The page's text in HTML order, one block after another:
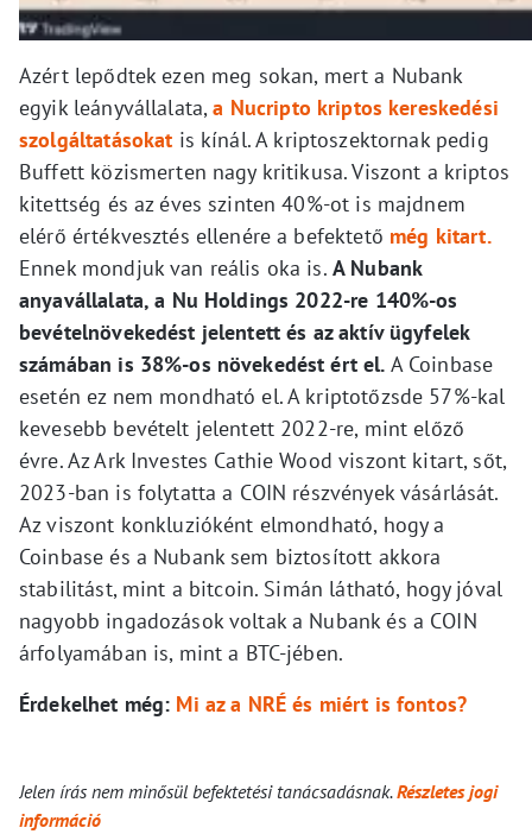
Azért lepődtek ezen meg sokan, mert a Nubank
egyik leányvállalata,a Nucripto kriptos kereskedési
szolgáltatásokat is kínál. A kriptoszektornak pedig
Buffett közismerten nagy kritikusa. Viszont a kriptos
kitettség és az éves szinten 40%-ot is majdnem
elérő értékvesztés ellenére a befektető még kitart.
Ennek mondjuk van reális oka is. A Nubank
anyavállalata, a Nu Holdings 2022-re 140%-os
bevételnövekedést jelentett és az aktív ügyfelek
számában is 38%-os növekedést ért el. A Coinbase
esetén ez nem mondható el. A kriptotőzsde 57%-kal
kevesebb bevételt jelentett 2022-re, mint előző
évre. Az Ark Investes Cathie Wood viszont kitart, sőt,
2023-ban is folytatta a COIN részvények vásárlását.
Az viszont konkluzióként elmondható, hogy a
Coinbase és a Nubank sem biztosított akkora
stabilitást, mint a bitcoin. Simán látható, hogy jóval
nagyobb ingadozások voltak a Nubank és a COIN
árfolyamában is, mint a BTC-jében.
Érdekelhet még: Mi az a NRÉ és miért is fontos?
Jelen írás nem minősül befektetési tanácsadásnak.Részletes jogi
információ